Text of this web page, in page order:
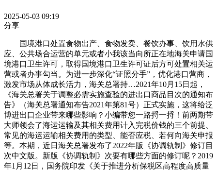
2025-05-03 09:19
分享
国境港口处置食物出产、食物发卖、餐饮办事、饮用水供
应、公共场合运营的单元或者小我该当向所正在地海关申请国
境港口卫生许可，取得国境港口卫生许可证后方可处置相关运
营或者办事勾当。为进一步深化“证照分手”，优化港口营商，
激发市场从体成长活力，海关总署持…2021年10月15日起，
《海关总署关于调整必需实施查验的进出口商品目次的通知布
告》（海关总署通知布告2021年第81号）正式实施，这将给泛
博进出口企业带来哪些影响？小编带您一路捋一捋！前两期带
大师领会了海运运输及其相关费用计入完税价钱的三个前提、
常见的海运运输相关费用的类型、能否应税、若何向海关申报
等。本期，近日海关总署发布了2022年版《协调轨制》修订目
次中文版。新版《协调轨制》次要有哪些方面的修订呢？2019
年1月12日，国务院印发《关于推进分析保税区高程度高质量